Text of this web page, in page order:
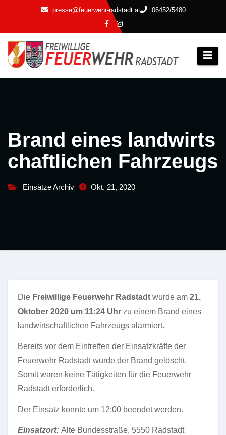
springen
presse@feuerwehr-radstadt.at 06452/5480
Brand eines landwirts
chaftlichen Fahrzeugs
Einsätze Archiv Okt. 21, 2020
Die Freiwillige Feuerwehr Radstadt wurde am 21.
Oktober 2020 um 11:24 Uhr zu einem Brand eines
landwirtschaftlichen Fahrzeugs alarmiert.
Bereits vor dem Eintreffen der Einsatzkräfte der
Feuerwehr Radstadt wurde der Brand gelöscht.
Somit waren keine Tätigkeiten für die Feuerwehr
Radstadt erforderlich.
Der Einsatz konnte um 12:00 beendet werden.
Einsatzort: Alte Bundesstraße, 5550 Radstadt